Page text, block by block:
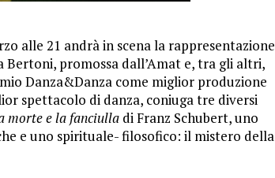
alle 21 andrà in scena la rappresentazione
Bertoni, promossa dall’Amat e, tra gli altri,
Danza&Danza come miglior produzione
spettacolo di danza, coniuga tre diversi
morte e la fanciulla di Franz Schubert, uno
e uno spirituale- filosofico: il mistero della